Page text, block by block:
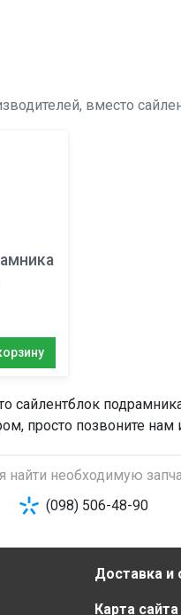
вместо
сайлентблок
просто позвоните нам
найти необходимую
(098) 506-48-90
Доставка и
Карта сайта